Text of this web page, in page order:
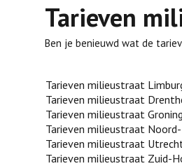
Tarieven
Ben je benieuwd wat de
Tarieven milieustraat
Tarieven milieustraat
Tarieven milieustraat
Tarieven milieustraat
Tarieven milieustraat
Tarieven milieustraat Zuid-